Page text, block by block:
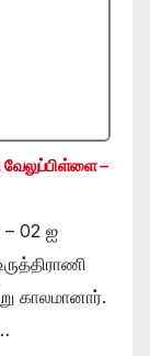
வேலுப்பிள்ளை –
– 02 ஐ
காலமானார்.